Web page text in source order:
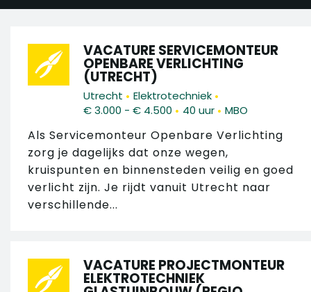
VACATURE SERVICEMONTEUR
OPENBARE VERLICHTING
(UTRECHT)
Utrecht • Elektrotechniek •
€ 3.000 - € 4.500 • 40 uur • MBO
Als Servicemonteur Openbare Verlichting
zorg je dagelijks dat onze wegen,
kruispunten en binnensteden veilig en goed
verlicht zijn. Je rijdt vanuit Utrecht naar
verschillende...
VACATURE PROJECTMONTEUR
ELEKTROTECHNIEK